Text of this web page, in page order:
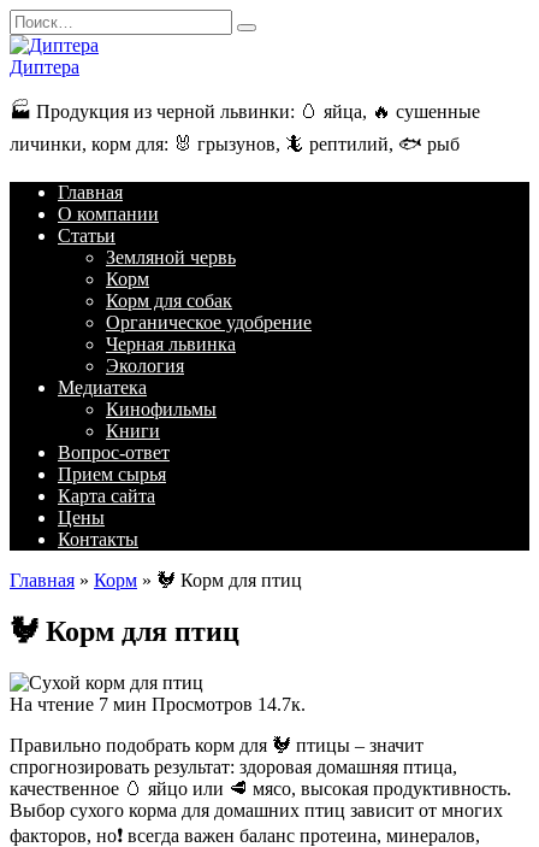
Перейти
к
содержанию
Search
for:
Диптера
🏭️ Продукция из черной львинки: 🥚 яйца, 🔥 сушенные
личинки, корм для: 🐰 грызунов, 🦎 рептилий, 🐟 рыб
Главная
О компании
Статьи
Земляной червь
Корм
Корм для собак
Органическое удобрение
Черная львинка
Экология
Медиатека
Кинофильмы
Книги
Вопрос-ответ
Прием сырья
Карта сайта
Цены
Контакты
Главная » Корм » 🐓 Корм для птиц
🐓 Корм для птиц
На чтение 7 мин Просмотров 14.7к.
Правильно подобрать корм для 🐓 птицы – значит
спрогнозировать результат: здоровая домашняя птица,
качественное 🥚 яйцо или 🥩 мясо, высокая продуктивность.
Выбор сухого корма для домашних птиц зависит от многих
факторов, но❗ всегда важен баланс протеина, минералов,